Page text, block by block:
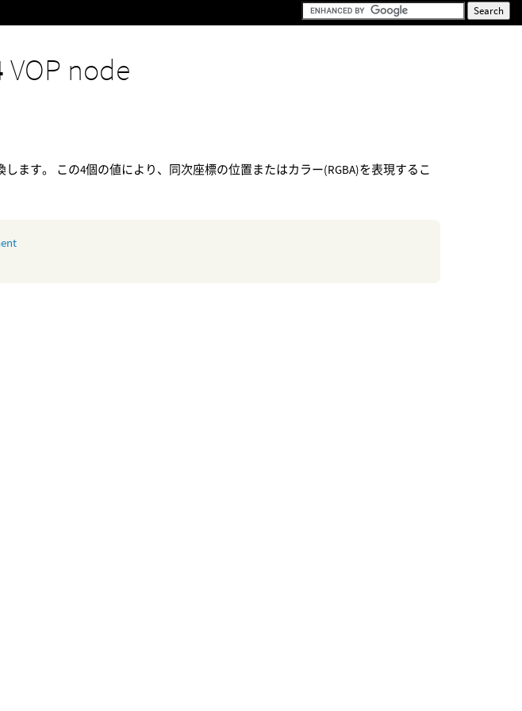
VOP node
ます。 この4個の値により、同次座標の位置またはカラー(RGBA)を表現するこ